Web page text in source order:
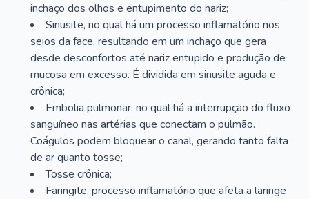
inchaço dos olhos e entupimento do nariz;
Sinusite, no qual há um processo inflamatório nos
seios da face, resultando em um inchaço que gera
desde desconfortos até nariz entupido e produção de
mucosa em excesso. É dividida em sinusite aguda e
crônica;
Embolia pulmonar, no qual há a interrupção do fluxo
sanguíneo nas artérias que conectam o pulmão.
Coágulos podem bloquear o canal, gerando tanto falta
de ar quanto tosse;
Tosse crônica;
Faringite, processo inflamatório que afeta a laringe